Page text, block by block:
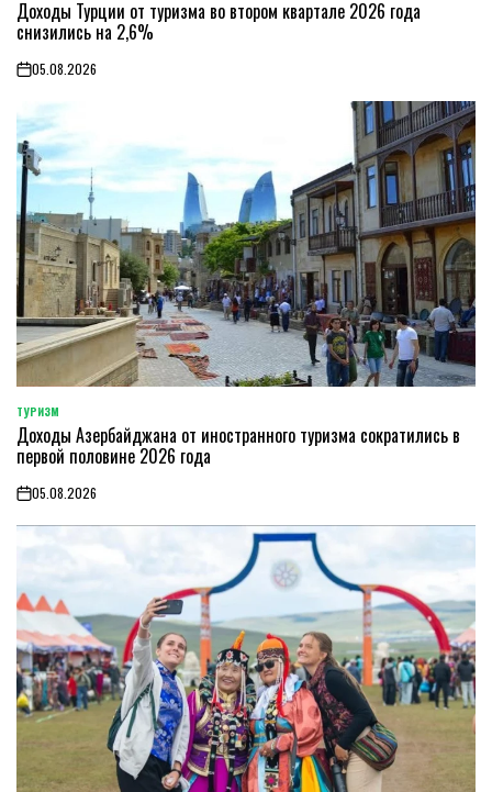
IN
Доходы Турции от туризма во втором квартале 2026 года
снизились на 2,6%
on05.08.2026
POSTED
IN
ТУРИЗМ
Доходы Азербайджана от иностранного туризма сократились в
первой половине 2026 года
on05.08.2026